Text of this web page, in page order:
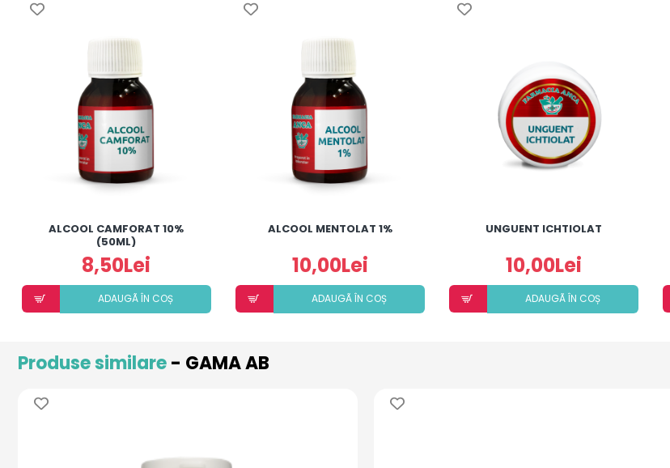
ALCOOL CAMFORAT 10%
(50ML)
8,50Lei
ADAUGÃ ÎN COȘ
ALCOOL MENTOLAT 1%
10,00Lei
ADAUGÃ ÎN COȘ
UNGUENT ICHTIOLAT
10,00Lei
ADAUGÃ ÎN COȘ
Produse similare- GAMA AB